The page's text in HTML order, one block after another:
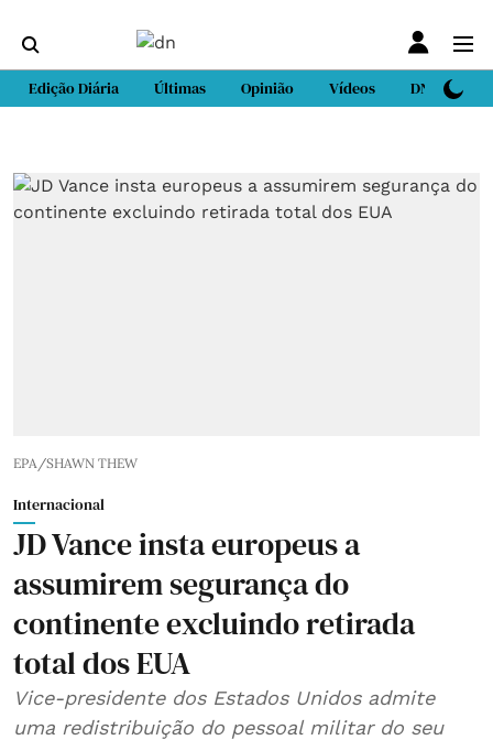
Edição Diária Últimas Opinião Vídeos DN Sport
EPA/SHAWN THEW
Internacional
JD Vance insta europeus a
assumirem segurança do
continente excluindo retirada
total dos EUA
Vice-presidente dos Estados Unidos admite
uma redistribuição do pessoal militar do seu